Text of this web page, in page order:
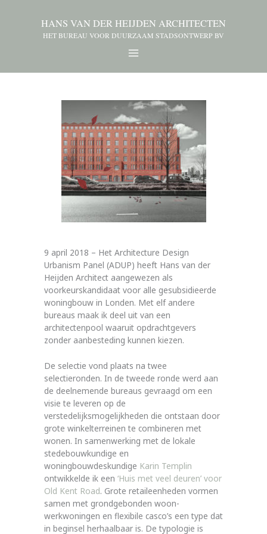
HANS VAN DER HEIJDEN ARCHITECTEN
HET BUREAU VOOR DUURZAAM STADSONTWERP BV
9 april 2018 – Het Architecture Design
Urbanism Panel (ADUP) heeft Hans van der
Heijden Architect aangewezen als
voorkeurskandidaat voor alle gesubsidieerde
woningbouw in Londen. Met elf andere
bureaus maak ik deel uit van een
architectenpool waaruit opdrachtgevers
zonder aanbesteding kunnen kiezen.
De selectie vond plaats na twee
selectieronden. In de tweede ronde werd aan
de deelnemende bureaus gevraagd om een
visie te leveren op de
verstedelijksmogelijkheden die ontstaan door
grote winkelterreinen te combineren met
wonen. In samenwerking met de lokale
stedebouwkundige en
woningbouwdeskundige Karin Templin
ontwikkelde ik een ‘Huis met veel deuren’ voor
Old Kent Road. Grote retaileenheden vormen
samen met grondgebonden woon-
werkwoningen en flexibile casco’s een type dat
in beginsel herhaalbaar is. De typologie is